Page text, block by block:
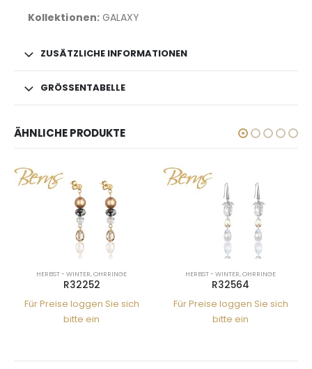
Kollektionen:GALAXY
ZUSÄTZLICHE INFORMATIONEN
GRÖSSENTABELLE
ÄHNLICHE PRODUKTE
HERBST - WINTER,OHRRINGE
R32564
Für Preise loggen Sie sich
bitte ein
HERBST - WINTER,OHRRINGE
R32270
Für Preise loggen Sie sich
bitte ein